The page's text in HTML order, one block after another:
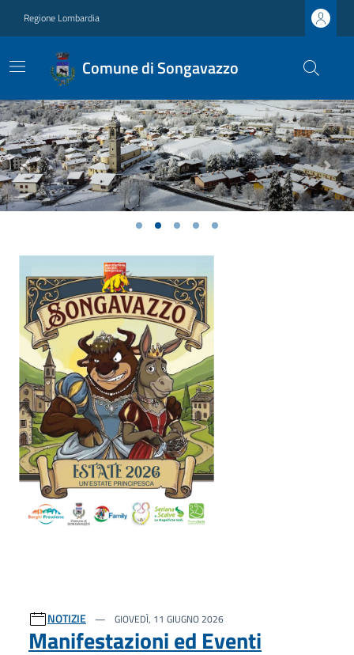
Regione Lombardia
Comune di Songavazzo
Previous Next
Ultime notizie
NOTIZIE GIOVEDÌ, 11 GIUGNO 2026
Manifestazioni ed Eventi